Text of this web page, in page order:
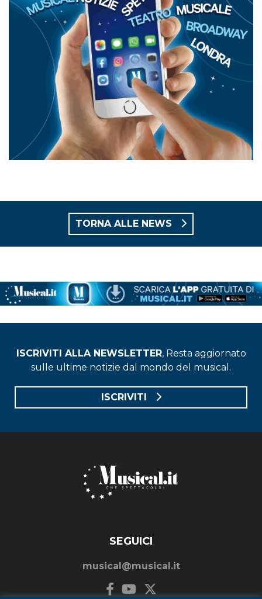
TORNA ALLE NEWS
ISCRIVITI ALLA NEWSLETTER, Resta aggiornato
sulle ultime notizie dal mondo del musical.
ISCRIVITI
SEGUICI
musical@musical.it